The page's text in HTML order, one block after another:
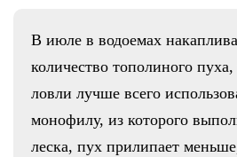
В июле в водоемах
количество тополиного
ловли лучше всего
монофилу, из которого
леска, пух прилипает